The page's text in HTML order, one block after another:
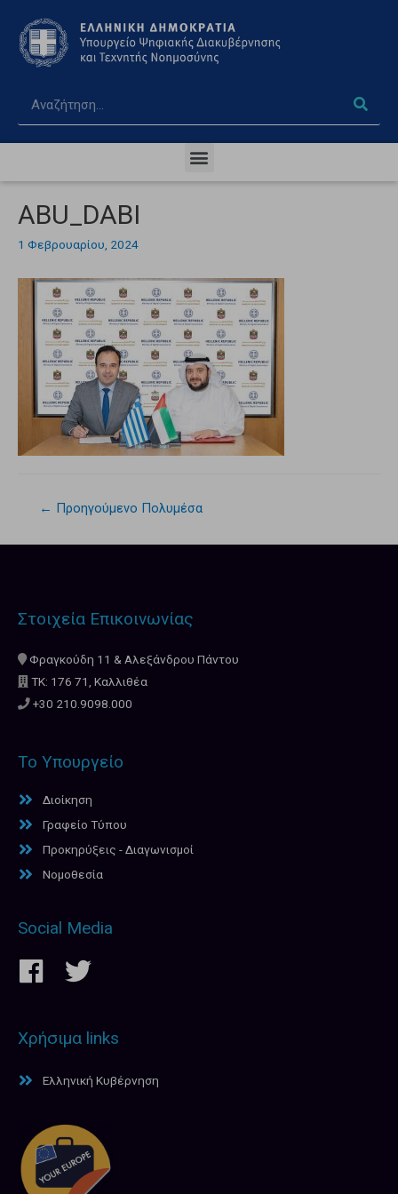
ABU_DABI
1 Φεβρουαρίου, 2024
← Προηγούμενο Πολυμέσα
Στοιχεία Επικοινωνίας
Φραγκούδη 11 & Αλεξάνδρου Πάντου
ΤΚ: 176 71, Καλλιθέα
+30 210.9098.000
Το Υπουργείο
Διοίκηση
Γραφείο Τύπου
Προκηρύξεις - Διαγωνισμοί
Νομοθεσία
Social Media
Χρήσιμα links
Ελληνική Κυβέρνηση